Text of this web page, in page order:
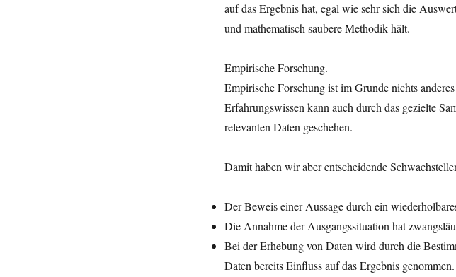
auf das Ergebnis hat, egal wie sehr sich die
und mathematisch saubere Methodik hält.
Empirische Forschung.
Empirische Forschung ist im Grunde nichts
Erfahrungswissen kann auch durch das gezielte
relevanten Daten geschehen.
Damit haben wir aber entscheidende
Der Beweis einer Aussage durch ein
Die Annahme der Ausgangssituation hat
Bei der Erhebung von Daten wird durch die
Daten bereits Einfluss auf das Ergebnis genommen.